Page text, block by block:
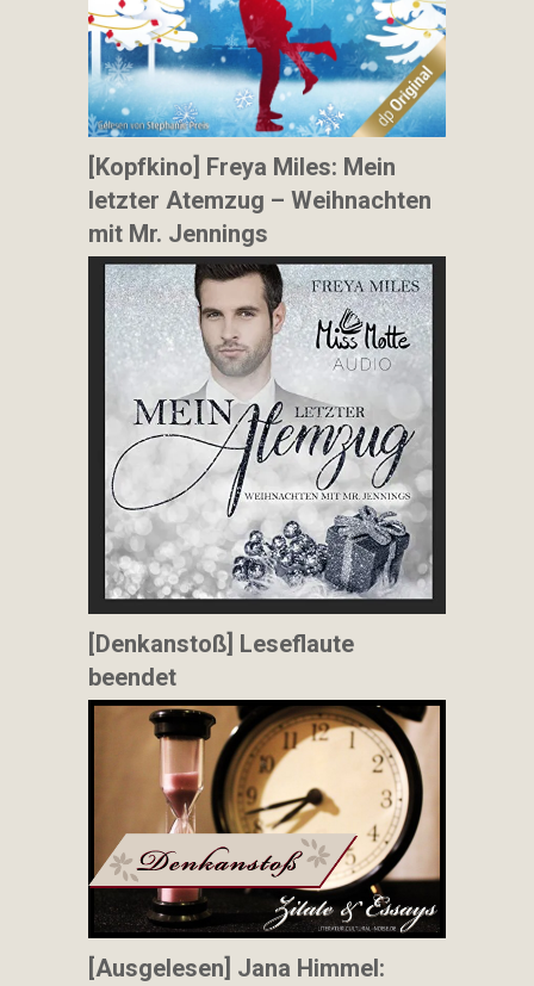
[Kopfkino] Freya Miles: Mein
letzter Atemzug – Weihnachten
mit Mr. Jennings
[Denkanstoß] Leseflaute
beendet
[Ausgelesen] Jana Himmel: